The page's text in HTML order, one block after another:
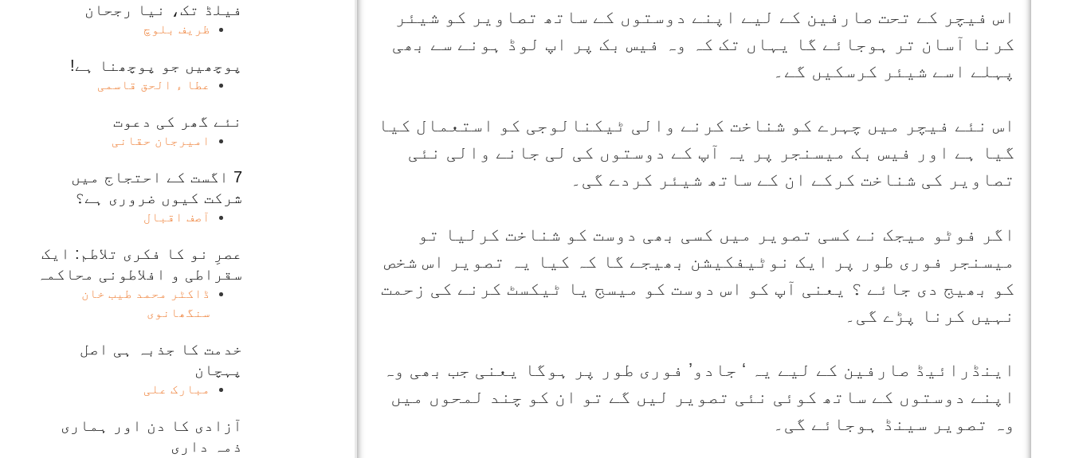
اس فیچر کے تحت صارفین کے لیے اپنے دوستوں کے ساتھ تصاویر کو شیئر
کرنا آسان تر ہوجائے گا یہاں تک کہ وہ فیس بک پر اپ لوڈ ہونے سے بھی
پہلے اسے شیئر کرسکیں گے۔
اس نئے فیچر میں چہرے کو شناخت کرنے والی ٹیکنالوجی کو استعمال کیا
گیا ہے اور فیس بک میسنجر پر یہ آپ کے دوستوں کی لی جانے والی نئی
تصاویر کی شناخت کرکے ان کے ساتھ شیئر کردے گی۔
اگر فوٹو میجک نے کسی تصویر میں کسی بھی دوست کو شناخت کرلیا تو
میسنجر فوری طور پر ایک نوٹیفکیشن بھیجے گا کہ کیا یہ تصویر اس شخص
کو بھیج دی جائے ؟ یعنی آپ کو اس دوست کو میسج یا ٹیکسٹ کرنے کی زحمت
نہیں کرنا پڑے گی۔
اینڈرائیڈ صارفین کے لیے یہ ‘ جادو’ فوری طور پر ہوگا یعنی جب بھی وہ
اپنے دوستوں کے ساتھ کوئی نئی تصویر لیں گے تو ان کو چند لمحوں میں
وہ تصویر سینڈ ہوجائے گی۔
فیلڈ تک، نیا رجحان
ظریف بلوچ
پوچھیں جو پوچھنا ہے!
عطا ء الحق قاسمی
نئے گھر کی دعوت
امیرجان حقانی
7 اگست کے احتجاج میں
شرکت کیوں ضروری ہے؟
آصف اقبال
عصرِ نو کا فکری تلاطم: ایک
سقراطی و افلاطونی محاکمہ
ڈاکٹر محمد طیب خان
سنگھانوی
خدمت کا جذبہ ہی اصل
پہچان
مبارک علی
آزادی کا دن اور ہماری
ذمہ داری